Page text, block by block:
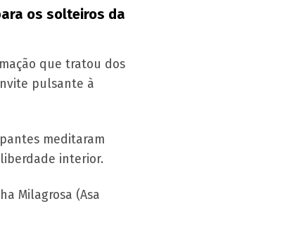
os solteiros da
que tratou dos
pulsante à
meditaram
interior.
Milagrosa (Asa